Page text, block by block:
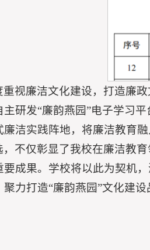
重视廉洁文化建设，打造廉
研发“廉韵燕园”电子学习
洁实践阵地，将廉洁教育
，不仅彰显了我校在廉洁教
要成果。学校将以此为契机
聚力打造“廉韵燕园”文化建